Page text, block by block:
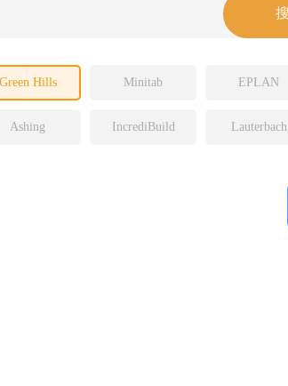
Green Hills Minitab EPLAN
Ashing IncrediBuild Lauterbach